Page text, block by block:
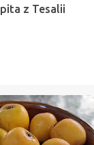
z Tesalii
GRECKIEJ